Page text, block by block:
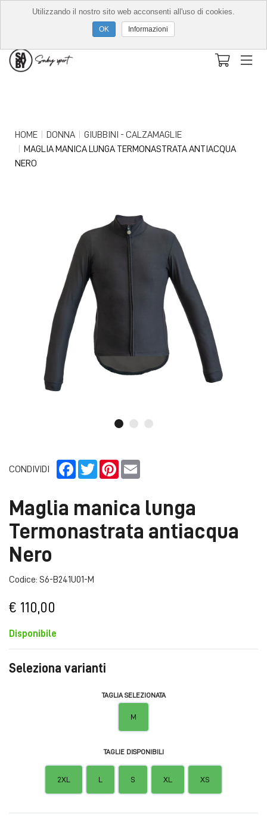
HOME DONNA
GIUBBINI - CALZAMAGLIE
MAGLIA MANICA LUNGA TERMONASTRATA ANTIACQUA
NERO
CONDIVIDI Facebook
TwitterPinterest
Maglia manica lunga
Termonastrata antiacqua
Nero
Codice: S6-B241U01-M
€ 110,00
Disponibile
Seleziona varianti
TAGLIA SELEZIONATA
M
TAGLIE DISPONIBILI
2XL L S XL XS
Utilizzando il nostro sito web acconsenti all'uso di cookies.
Informazioni